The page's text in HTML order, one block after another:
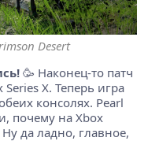
Desert
🥳 Наконец-то патч
X. Теперь игра
консолях. Pearl
почему на Xbox
да ладно, главное,